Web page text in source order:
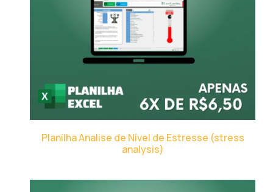
Planilha Analise de Nível de Estresse (stress
analysis)